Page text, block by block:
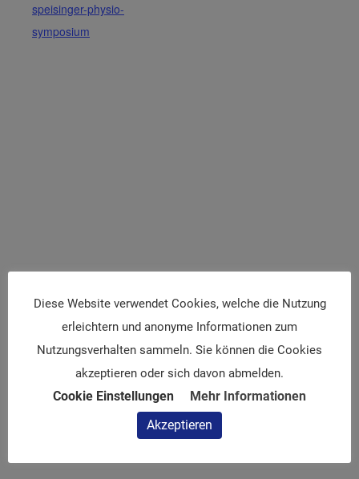
speisinger-physio-
symposium
VERANSTALTUNGSORT
Orthopädisches Spital Speising
Speisinger Straße 109
Shark Screw® Symposium 2024
Diese Website verwendet Cookies, welche die Nutzung
erleichtern und anonyme Informationen zum
Nutzungsverhalten sammeln. Sie können die Cookies
akzeptieren oder sich davon abmelden.
Cookie Einstellungen
Mehr Informationen
Akzeptieren